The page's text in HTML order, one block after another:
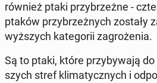
również ptaki przy­brzeż­ne -
ptaków przy­brzeż­nych zostały
wyż­szych ka­te­go­rii za­gro­że­nia.
Są to ptaki, które przy­by­wa­ją
szych stref kli­ma­tycz­nych i